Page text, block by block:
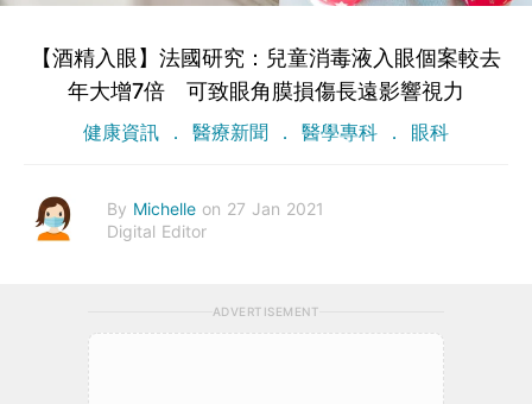
【酒精入眼】法國研究：兒童消毒液入眼個案較去
年大增7倍 可致眼角膜損傷長遠影響視力
健康資訊 醫療新聞 醫學專科 眼科
By Michelle on 27 Jan 2021
Digital Editor
ADVERTISEMENT